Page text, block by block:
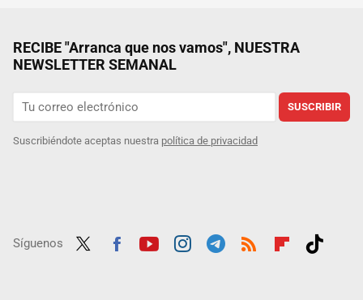
RECIBE "Arranca que nos vamos", NUESTRA
NEWSLETTER SEMANAL
SUSCRIBIR
Suscribiéndote aceptas nuestra política de privacidad
Síguenos